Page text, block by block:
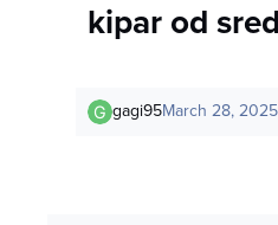
kipar od
gagi95March 28, 2025